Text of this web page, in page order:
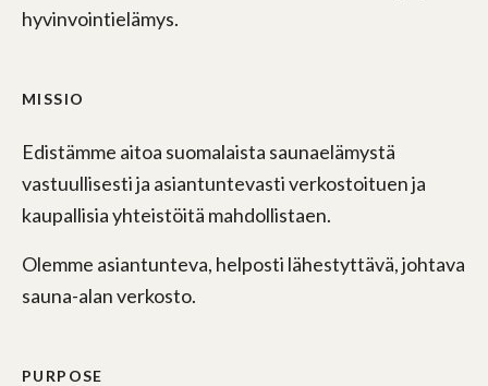
hyvinvointielämys.
MISSIO
Edistämme aitoa suomalaista saunaelämystä
vastuullisesti ja asiantuntevasti verkostoituen ja
kaupallisia yhteistöitä mahdollistaen.
Olemme asiantunteva, helposti lähestyttävä, johtava
sauna-alan verkosto.
PURPOSE